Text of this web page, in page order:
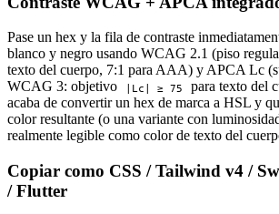
Pase un hex y la fila de contraste
blanco y negro usando WCAG 2.1 (piso
texto del cuerpo, 7:1 para AAA) y APCA Lc
WCAG 3: objetivo
|Lc| ≥ 75
para texto del
acaba de convertir un hex de marca a HSL y
color resultante (o una variante con
realmente legible como color de texto del
Copiar como CSS / Tailwind v4 /
/ Flutter